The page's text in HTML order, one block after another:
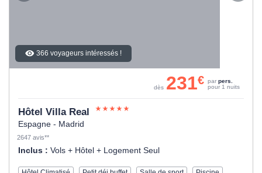
366 voyageurs intéressés !
Hôtel Villa Real
Espagne - Madrid
2647 avis**
Inclus : Vols + Hôtel + Logement Seul
dès 231€ par pers.
pour 1 nuits